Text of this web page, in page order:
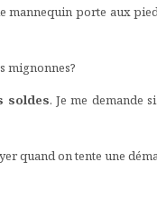
porte aux
mignonnes?
soldes. Je me demande
quand on tente une